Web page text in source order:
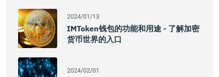
2024/01/13
IMToken钱包的功能和用途 - 了解加密
货币世界的入口
2024/02/01